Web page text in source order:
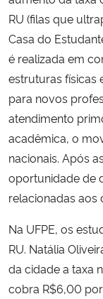
RU (filas que
Casa do
é realizada em
estruturas físicas
para novos
atendimento
acadêmica, o
nacionais. Após
oportunidade de
relacionadas aos
Na UFPE, os
RU. Natália
da cidade a taxa
cobra R$6,00